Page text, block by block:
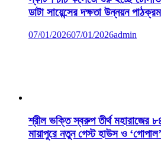
ডাটা সায়েন্সের দক্ষতা উন্নয়ন পাঠক্রম
07/01/202607/01/2026admin
শ্রীল ভক্তি স্বরুপ তীর্থ মহারাজের
মায়াপুরে নতুন গেস্ট হাউস ও